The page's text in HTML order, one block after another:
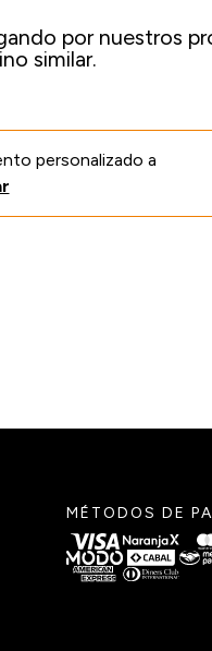
por nuestros
similar.
personalizado a
MÉTODOS DE